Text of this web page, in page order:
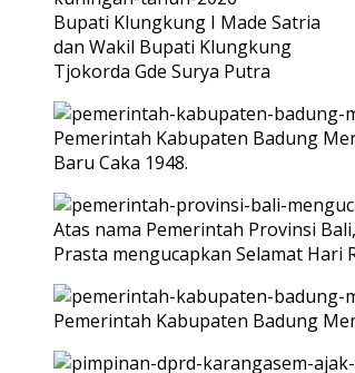
Bupati Klungkung I Made Satria
dan Wakil Bupati Klungkung
Tjokorda Gde Surya Putra
Pemerintah Kabupaten Badung
Baru Caka 1948.
Atas nama Pemerintah Provinsi
Prasta mengucapkan Selamat Hari
Pemerintah Kabupaten Badung